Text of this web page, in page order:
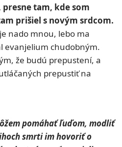
tam, kde som
prišiel s novým srdcom.
nado mnou, lebo ma
evanjelium chudobným.
že budú prepustení, a
prepustiť na
pomáhať ľuďom, modliť
smrti im hovoriť o